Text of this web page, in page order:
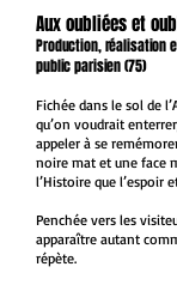
NOUVEAU
Aux oubliées et
Production, réalisation
public parisien (75)
Fichée dans le sol de
qu’on voudrait
appeler à se
noire mat et une face
l’Histoire que l’espoir
Penchée vers les
apparaître autant
répète.